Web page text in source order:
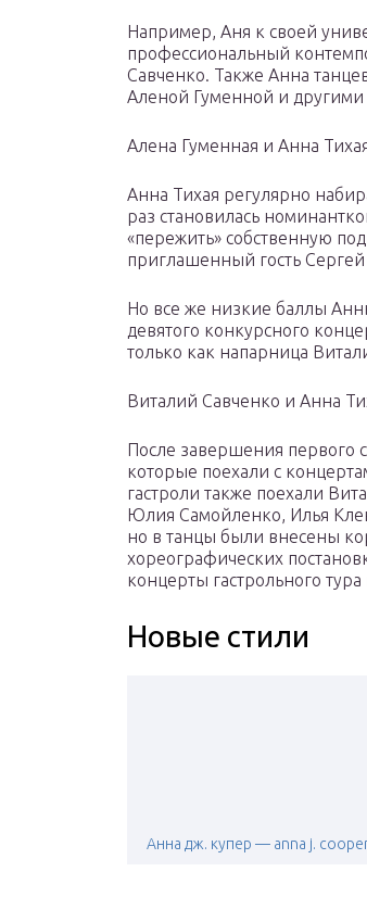
Например, Аня к своей
профессиональный
Савченко. Также Анна
Аленой Гуменной и другими
Алена Гуменная и Анна
Анна Тихая регулярно
раз становилась
«пережить» собственную
приглашенный гость Сергей
Но все же низкие баллы
девятого конкурсного
только как напарница
Виталий Савченко и Анна
После завершения первого
которые поехали с
гастроли также поехали
Юлия Самойленко, Илья
но в танцы были внесены
хореографических
концерты гастрольного
Новые стили
Анна дж. купер — anna j.